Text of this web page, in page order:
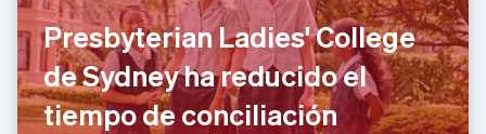
Presbyterian Ladies' College
de Sydney ha reducido el
tiempo de conciliación
Croacia
EnglishItaliano
Dinamarca
English
Emiratos Árabes Unidos
English